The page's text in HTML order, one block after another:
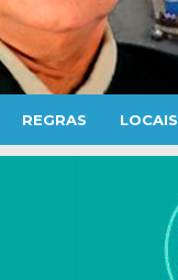
REGRAS LOCAIS